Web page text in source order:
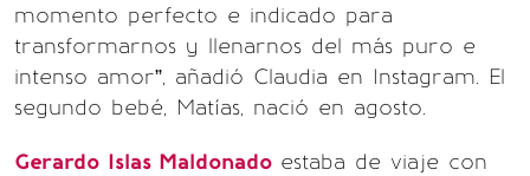
momento perfecto e indicado para
transformarnos y llenarnos del más puro e
intenso amor”, añadió Claudia en Instagram. El
segundo bebé, Matías, nació en agosto.
Gerardo Islas Maldonado estaba de viaje con